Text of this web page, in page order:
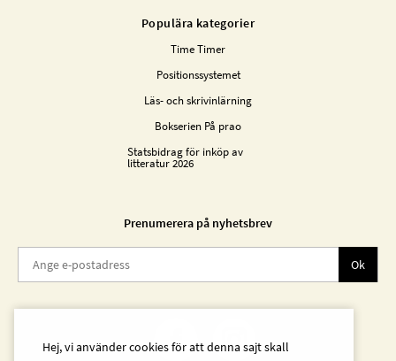
Populära kategorier
Time Timer
Positionssystemet
Läs- och skrivinlärning
Bokserien På prao
Statsbidrag för inköp av
litteratur 2026
Prenumerera på nyhetsbrev
Ok
Hej, vi använder cookies för att denna sajt skall